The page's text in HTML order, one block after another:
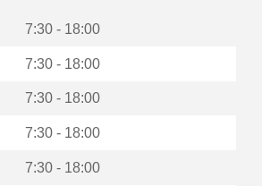
7:30 - 18:00
7:30 - 18:00
7:30 - 18:00
7:30 - 18:00
7:30 - 18:00